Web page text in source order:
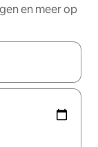
en meer op
je een keuze